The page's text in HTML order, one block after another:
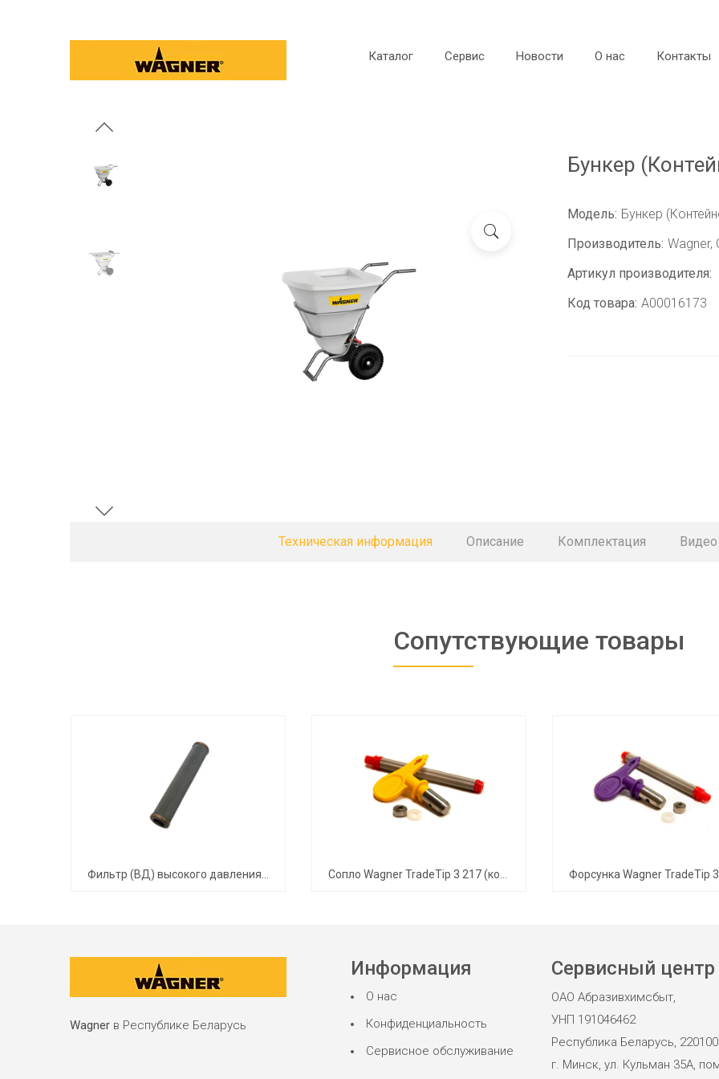
Каталог Сервис Новости О нас Контакты
Бункер
Модель: Бункер
Производитель:
Артикул производителя:
Код товара: A00016173
Техническая информация Описание Комплектация Видео
Сопутствующие товары
Фильтр (ВД) высокого давления, 20 Mesh Сопло Wagner TradeTip 3 217 (комплект)
Wagner в Республике Беларусь
Информация
О нас
Конфиденциальность
Сервисное обслуживание
Сервисный центр
ОАО Абразивхимсбыт,
УНП 191046462
Республика Беларусь, 220100
г. Минск, ул. Кульман 35А,